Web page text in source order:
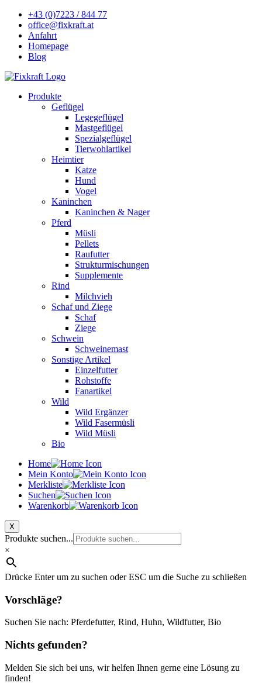
+43 (0)7223 / 844 77
office@fixkraft.at
Anfahrt
Homepage
Blog
Produkte
Geflügel
Legegeflügel
Mastgeflügel
Spezialgeflügel
Tierwohlartikel
Heimtier
Katze
Hund
Vogel
Kaninchen
Kaninchen & Nager
Pferd
Müsli
Pellets
Raufutter
Strukturmischungen
Supplemente
Rind
Milchvieh
Schaf und Ziege
Schaf
Ziege
Schwein
Schweinemast
Sonstige Artikel
Einzelfutter
Rohstoffe
Fanartikel
Wild
Wild Ergänzer
Wild Fasermüsli
Wild Müsli
Bio
Home
Mein Konto
Merkliste
Suchen
Warenkorb
X
Produkte suchen...
×
Drücke Enter um zu suchen oder ESC um die Suche zu schließen
Vorschläge?
Suchen Sie nach: Pferdefutter, Rind, Huhn, Wildfutter, Bio
Nichts gefunden?
Melden Sie sich bei uns, wir helfen Ihnen gerne eine Lösung zu
finden!